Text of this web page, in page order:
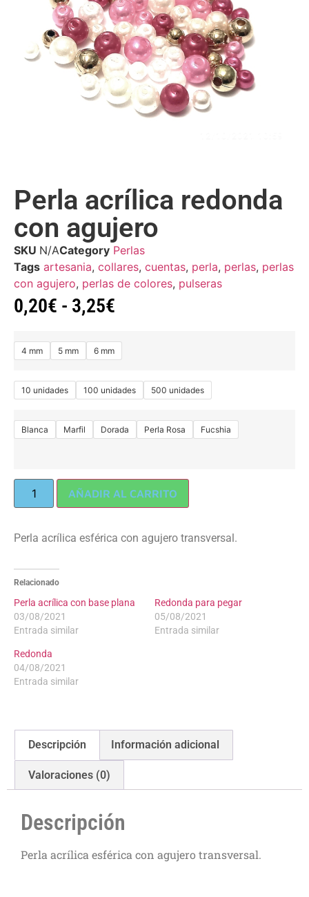
Perla acrílica redonda
con agujero
SKU N/ACategory Perlas
Tags artesania, collares, cuentas, perla, perlas, perlas
con agujero, perlas de colores, pulseras
0,20€ - 3,25€
4 mm 5 mm 6 mm
10 unidades 100 unidades 500 unidades
Blanca Marfil Dorada Perla Rosa Fucshia
AÑADIR AL CARRITO
Perla acrílica esférica con agujero transversal.
Relacionado
Perla acrílica con base plana
03/08/2021
Entrada similar
Redonda para pegar
05/08/2021
Entrada similar
Redonda
04/08/2021
Entrada similar
Descripción Información adicional
Valoraciones (0)
Descripción
Perla acrílica esférica con agujero transversal.